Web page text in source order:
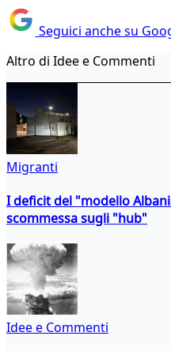
Seguici anche su
Altro di Idee e Commenti
Migranti
I deficit del "modello
scommessa sugli "hub"
Idee e Commenti